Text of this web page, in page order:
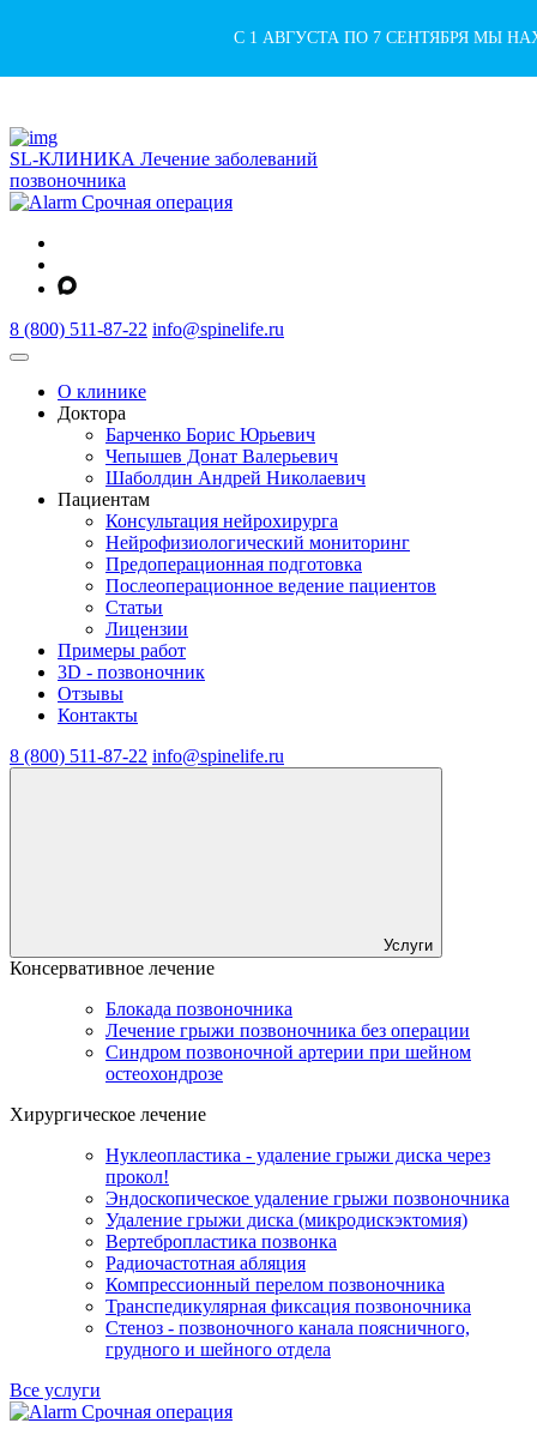
С 1 АВГУСТА ПО 7 СЕНТЯБРЯ МЫ
SL-КЛИНИКА Лечение заболеваний
позвоночника
Срочная операция
8 (800) 511-87-22 info@spinelife.ru
О клинике
Доктора
Барченко Борис Юрьевич
Чепышев Донат Валерьевич
Шаболдин Андрей Николаевич
Пациентам
Консультация нейрохирурга
Нейрофизиологический мониторинг
Предоперационная подготовка
Послеоперационное ведение пациентов
Статьи
Лицензии
Примеры работ
3D - позвоночник
Отзывы
Контакты
8 (800) 511-87-22 info@spinelife.ru
Услуги
Консервативное лечение
Блокада позвоночника
Лечение грыжи позвоночника без операции
Синдром позвоночной артерии при шейном
остеохондрозе
Хирургическое лечение
Нуклеопластика - удаление грыжи диска через
прокол!
Эндоскопическое удаление грыжи позвоночника
Удаление грыжи диска (микродискэктомия)
Вертебропластика позвонка
Радиочастотная абляция
Компрессионный перелом позвоночника
Транспедикулярная фиксация позвоночника
Стеноз - позвоночного канала поясничного,
грудного и шейного отдела
Все услуги
Срочная операция